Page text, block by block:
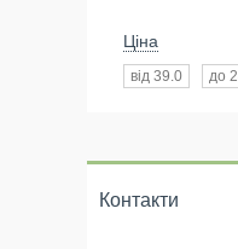
Ціна
Контакти